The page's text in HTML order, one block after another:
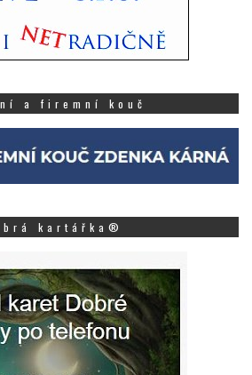
a firemní kouč
kartářka®